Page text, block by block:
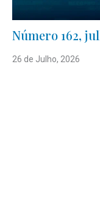
Número 162,
26 de Julho, 2026